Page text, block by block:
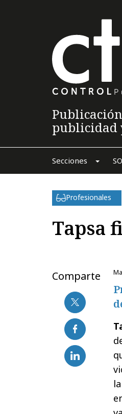
publicidad
Secciones
Profesionales
Tapsa
Comparte